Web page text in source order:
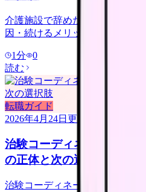
介護施設で辞めたい看護師のた
因・続けるメリット・転職ルート
1分
0
読む
転職ガイド
2026年4月24日 更新
治験コーディネーターを
の正体と次の選択肢
治験コーディネーターで辞めた